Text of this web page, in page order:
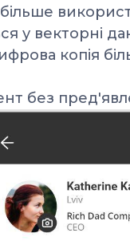
у векторні
копія
без